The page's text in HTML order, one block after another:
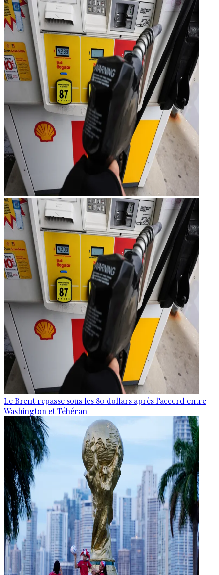
Le Brent repasse sous les 80 dollars après l’accord entre
Washington et Téhéran